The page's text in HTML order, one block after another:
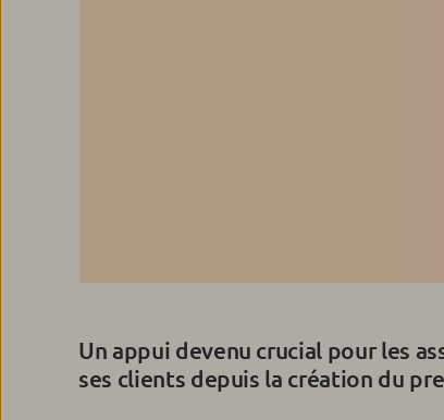
Un appui devenu crucial pour les
ses clients depuis la création du